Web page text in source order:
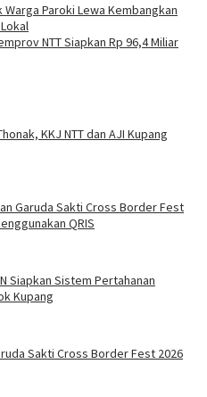
Warga Paroki Lewa Kembangkan
NTT Siapkan Rp 96,4 Miliar
KKJ NTT dan AJI Kupang
Garuda Sakti Cross Border Fest
QRIS
Siapkan Sistem Pertahanan
Kupang
Sakti Cross Border Fest 2026